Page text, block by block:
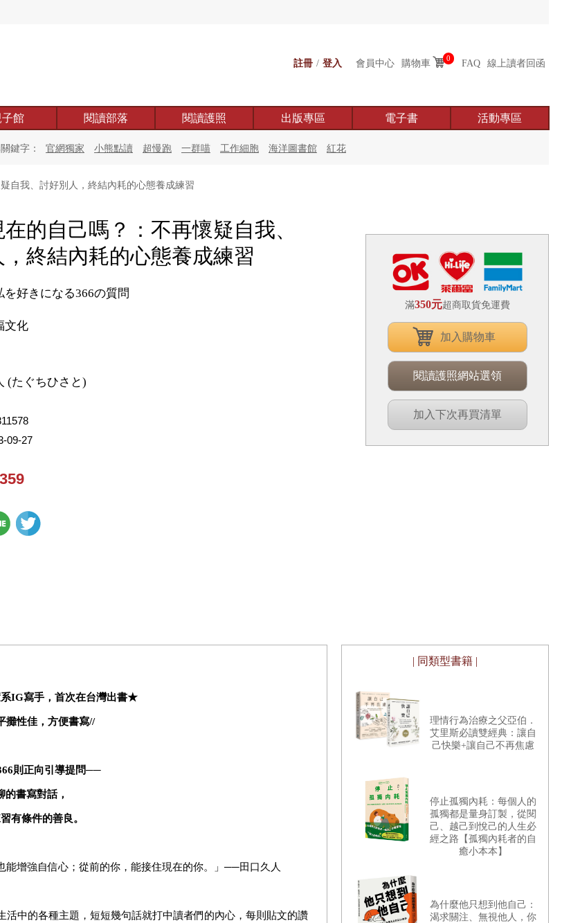
註冊 / 登入 會員中心 購物車 0 FAQ 線上讀者回函
子館 閱讀部落 閱讀護照 出版專區 電子書 活動專區
鍵字： 官網獨家 小熊點讀 超慢跑 一群喵 工作細胞 海洋圖書館 紅花
自我、討好別人，終結內耗的心態養成練習
的自己嗎？：不再懷疑自我、
終結內耗的心態養成練習
を好きになる366の質問
文化
(たぐちひさと)
09-27
359
滿350元超商取貨免運費
加入購物車
閱讀護照網站選領
加入下次再買清單
IG寫手，首次在台灣出書★
攤性佳，方便書寫//
則正向引導提問──
的書寫對話，
有條件的善良。
能增強自信心；從前的你，能接住現在的你。」──田口久人
中的各種主題，短短幾句話就打中讀者們的內心，每則貼文的讚
| 同類型書籍 |
理情行為治療之父亞伯．
艾里斯必讀雙經典：讓自
己快樂+讓自己不再焦慮
停止孤獨內耗：每個人的
孤獨都是量身訂製，從閱
己、越己到悅己的人生必
經之路【孤獨內耗者的自
癒小本本】
為什麼他只想到他自己：
渴求關注、無視他人，你